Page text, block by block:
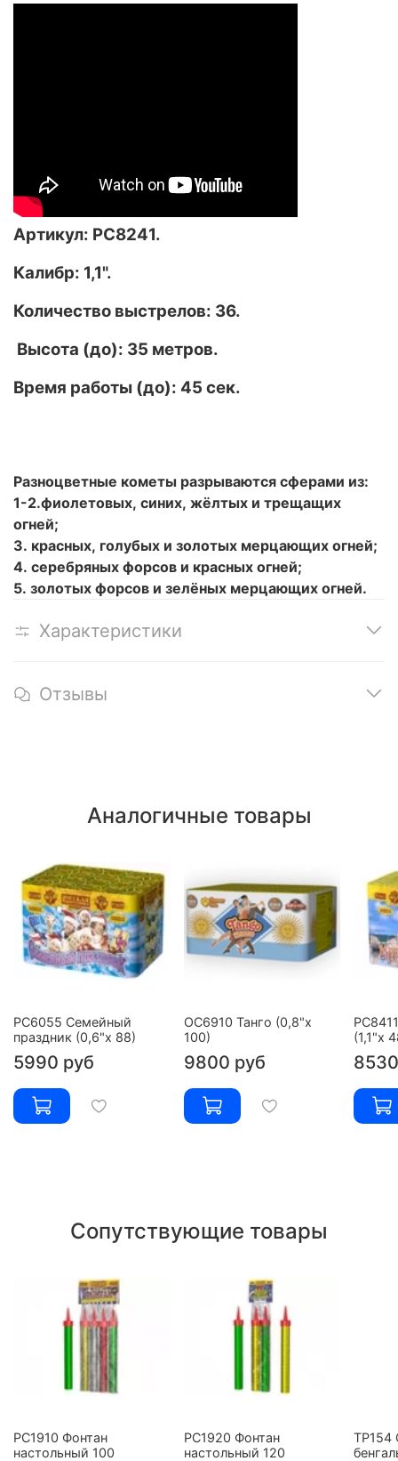
Артикул: РС8241.
Калибр: 1,1".
Количество выстрелов: 36.
Высота (до): 35 метров.
Время работы (до): 45 сек.
Разноцветные кометы разрываются сферами из:
1-2.фиолетовых, синих, жёлтых и трещащих
огней;
3. красных, голубых и золотых мерцающих огней;
4. серебряных форсов и красных огней;
5. золотых форсов и зелёных мерцающих огней.
Характеристики
Отзывы
Аналогичные товары
РС6055 Семейный
праздник (0,6"х 88)
5990 руб
ОС6910 Танго (0,8"х
100)
9800 руб
(1,1"х
Сопутствующие товары
РС1910 Фонтан
настольный 100
РС1920 Фонтан
настольный 120
ТР154